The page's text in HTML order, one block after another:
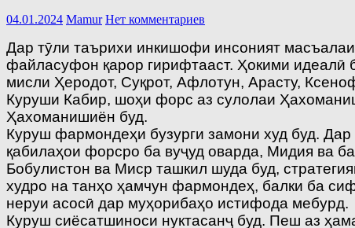
04.01.2024 Mamur Нет комментариев
Дар тӯли таърихи инкишофи инсоният
файласуфон қарор гирифтааст. Ҳокими идеалӣ
мисли Ҳеродот, Суқрот, Афлотун, Арасту,
Куруши Кабир, шоҳи форс аз сулолаи
Ҳахоманишиён буд.
Куруш фармондеҳи бузурги замони худ буд.
қабилаҳои форсро ба вуҷуд оварда, Мидия ва
Бобулистон ва Миср ташкил шуда буд,
худро на танҳо ҳамчун фармондеҳ, балки ба
неруи асосӣ дар муҳорибаҳо истифода мебурд.
Куруш сиёсатшиноси нуктасанҷ буд. Пеш аз